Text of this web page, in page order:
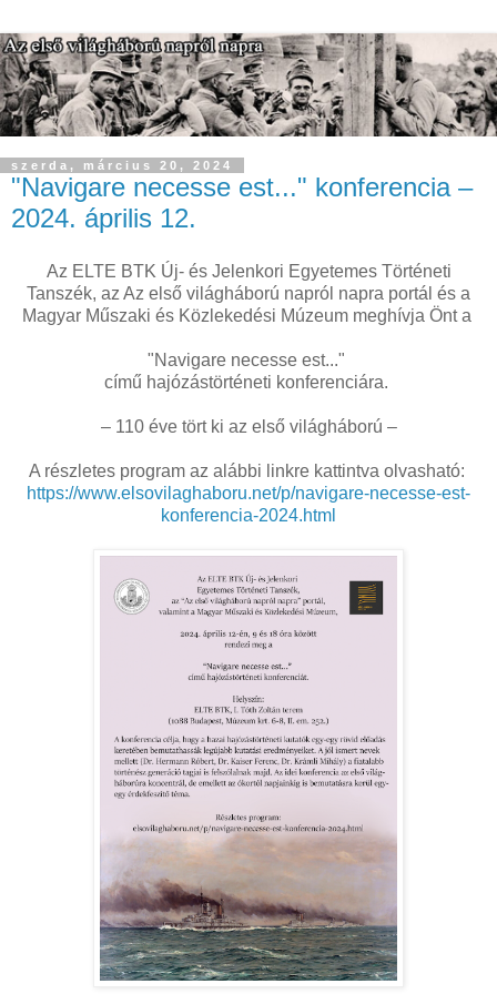
szerda, március 20, 2024
"Navigare necesse est..." konferencia –
2024. április 12.
Az ELTE BTK Új- és Jelenkori Egyetemes Történeti
Tanszék, az Az első világháború napról napra portál és a
Magyar Műszaki és Közlekedési Múzeum meghívja Önt a
"Navigare necesse est..."
című hajózástörténeti konferenciára.
– 110 éve tört ki az első világháború –
A részletes program az alábbi linkre kattintva olvasható:
https://www.elsovilaghaboru.net/p/navigare-necesse-est-
konferencia-2024.html